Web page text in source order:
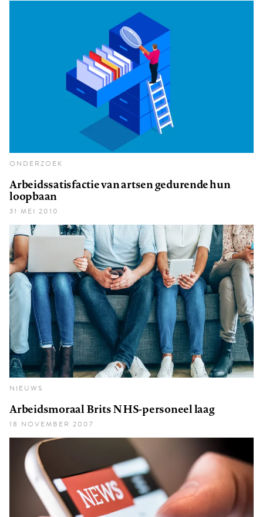
ONDERZOEK
Arbeidssatisfactie van artsen gedurende hun
loopbaan
31 MEI 2010
NIEUWS
Arbeidsmoraal Brits NHS-personeel laag
18 NOVEMBER 2007